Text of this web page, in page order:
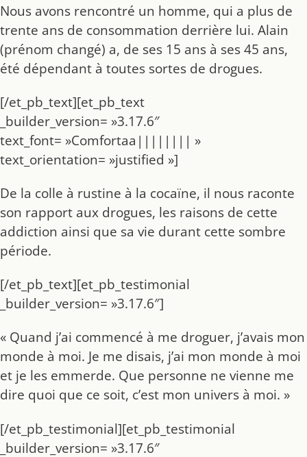
Nous avons rencontré un homme, qui a plus de
trente ans de consommation derrière lui. Alain
(prénom changé) a, de ses 15 ans à ses 45 ans,
été dépendant à toutes sortes de drogues.
[/et_pb_text][et_pb_text
_builder_version= »3.17.6″
text_font= »Comfortaa|||||||| »
text_orientation= »justified »]
De la colle à rustine à la cocaïne, il nous raconte
son rapport aux drogues, les raisons de cette
addiction ainsi que sa vie durant cette sombre
période.
[/et_pb_text][et_pb_testimonial
_builder_version= »3.17.6″]
« Quand j’ai commencé à me droguer, j’avais mon
monde à moi. Je me disais, j’ai mon monde à moi
et je les emmerde. Que personne ne vienne me
dire quoi que ce soit, c’est mon univers à moi. »
[/et_pb_testimonial][et_pb_testimonial
_builder_version= »3.17.6″